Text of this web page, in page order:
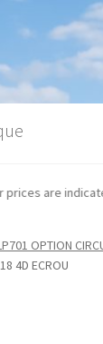
prices are
OPTION
4D ECROU